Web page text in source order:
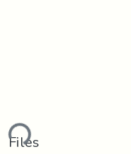
Files